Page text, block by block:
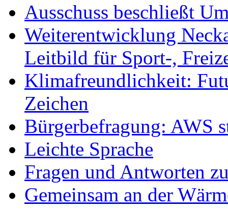
Ausschuss beschließt
Weiterentwicklung
Leitbild für Sport-,
Klimafreundlichkeit:
Zeichen
Bürgerbefragung: AWS
Leichte Sprache
Fragen und Antworten
Gemeinsam an der